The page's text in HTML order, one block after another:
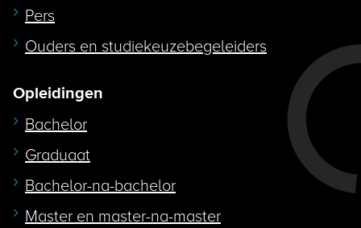
Pers
Ouders en studiekeuzebegeleiders
Opleidingen
Bachelor
Graduaat
Bachelor-na-bachelor
Master en master-na-master